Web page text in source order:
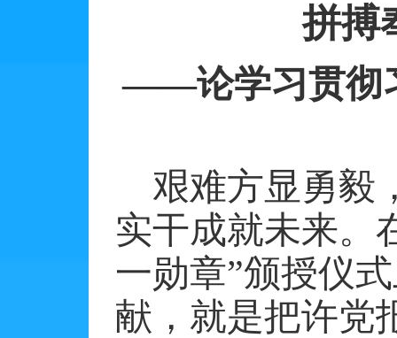
拼搏
——论学习贯彻
艰难方显勇毅
实干成就未来。
一勋章”颁授仪
献，就是把许党